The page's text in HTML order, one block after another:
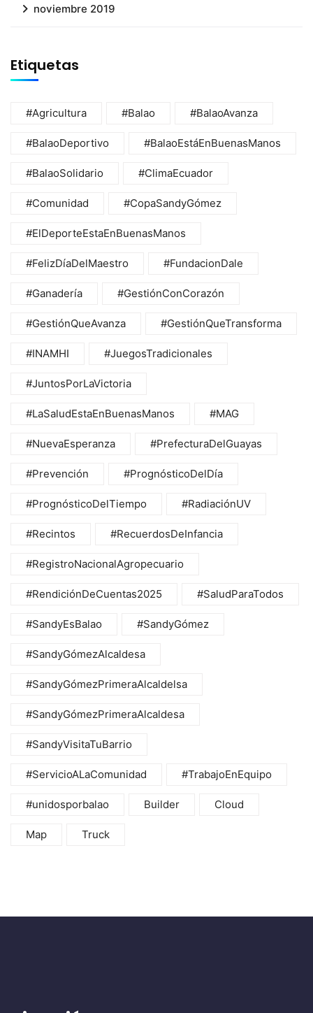
noviembre 2019
Etiquetas
#Agricultura #Balao #BalaoAvanza
#BalaoDeportivo #BalaoEstáEnBuenasManos
#BalaoSolidario #ClimaEcuador
#Comunidad #CopaSandyGómez
#ElDeporteEstaEnBuenasManos
#FelizDíaDelMaestro #FundacionDale
#Ganadería #GestiónConCorazón
#GestiónQueAvanza #GestiónQueTransforma
#INAMHI #JuegosTradicionales
#JuntosPorLaVictoria
#LaSaludEstaEnBuenasManos #MAG
#NuevaEsperanza #PrefecturaDelGuayas
#Prevención #PrognósticoDelDía
#PrognósticoDelTiempo #RadiaciónUV
#Recintos #RecuerdosDeInfancia
#RegistroNacionalAgropecuario
#RendiciónDeCuentas2025 #SaludParaTodos
#SandyEsBalao #SandyGómez
#SandyGómezAlcaldesa
#SandyGómezPrimeraAlcaldelsa
#SandyGómezPrimeraAlcaldesa
#SandyVisitaTuBarrio
#ServicioALaComunidad #TrabajoEnEquipo
#unidosporbalao Builder Cloud
Map Truck